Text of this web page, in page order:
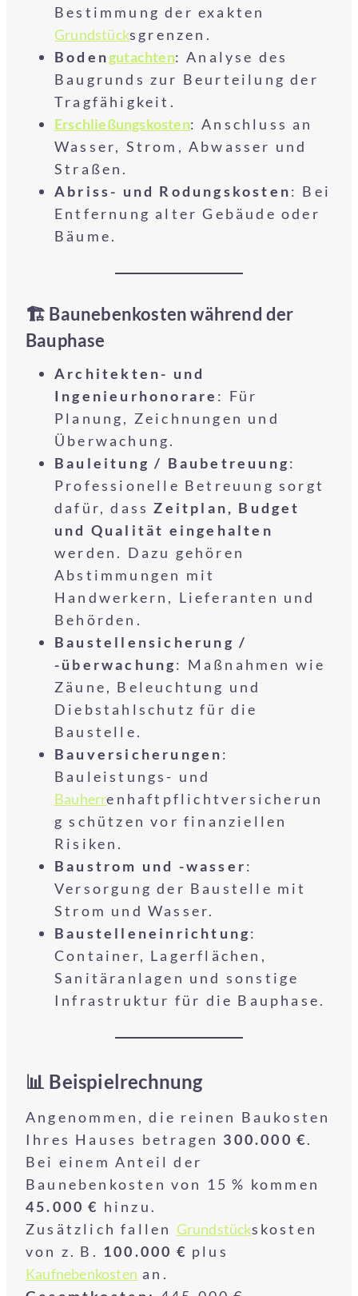
Bestimmung der exakten
Grundstücksgrenzen.
Bodengutachten: Analyse des
Baugrunds zur Beurteilung der
Tragfähigkeit.
Erschließungskosten: Anschluss an
Wasser, Strom, Abwasser und
Straßen.
Abriss- und Rodungskosten: Bei
Entfernung alter Gebäude oder
Bäume.
🏗️ Baunebenkosten während der
Bauphase
Architekten- und
Ingenieurhonorare : Für
Planung, Zeichnungen und
Überwachung.
Bauleitung / Baubetreuung:
Professionelle Betreuung sorgt
dafür, dassZeitplan, Budget
und Qualität eingehalten
werden. Dazu gehören
Abstimmungen mit
Handwerkern, Lieferanten und
Behörden.
Baustellensicherung /
-überwachung: Maßnahmen wie
Zäune, Beleuchtung und
Diebstahlschutz für die
Baustelle.
Bauversicherungen:
Bauleistungs- und
Bauherrenhaftpflichtversicherun
g schützen vor finanziellen
Risiken.
Baustrom und -wasser:
Versorgung der Baustelle mit
Strom und Wasser.
Baustelleneinrichtung:
Container, Lagerflächen,
Sanitäranlagen und sonstige
Infrastruktur für die Bauphase.
📊 Beispielrechnung
Angenommen, die reinen Baukosten
Ihres Hauses betragen 300.000 €.
Bei einem Anteil der
Baunebenkosten von 15 % kommen
45.000 € hinzu.
Zusätzlich fallen Grundstückskosten
von z. B. 100.000 € plus
Kaufnebenkosten an.